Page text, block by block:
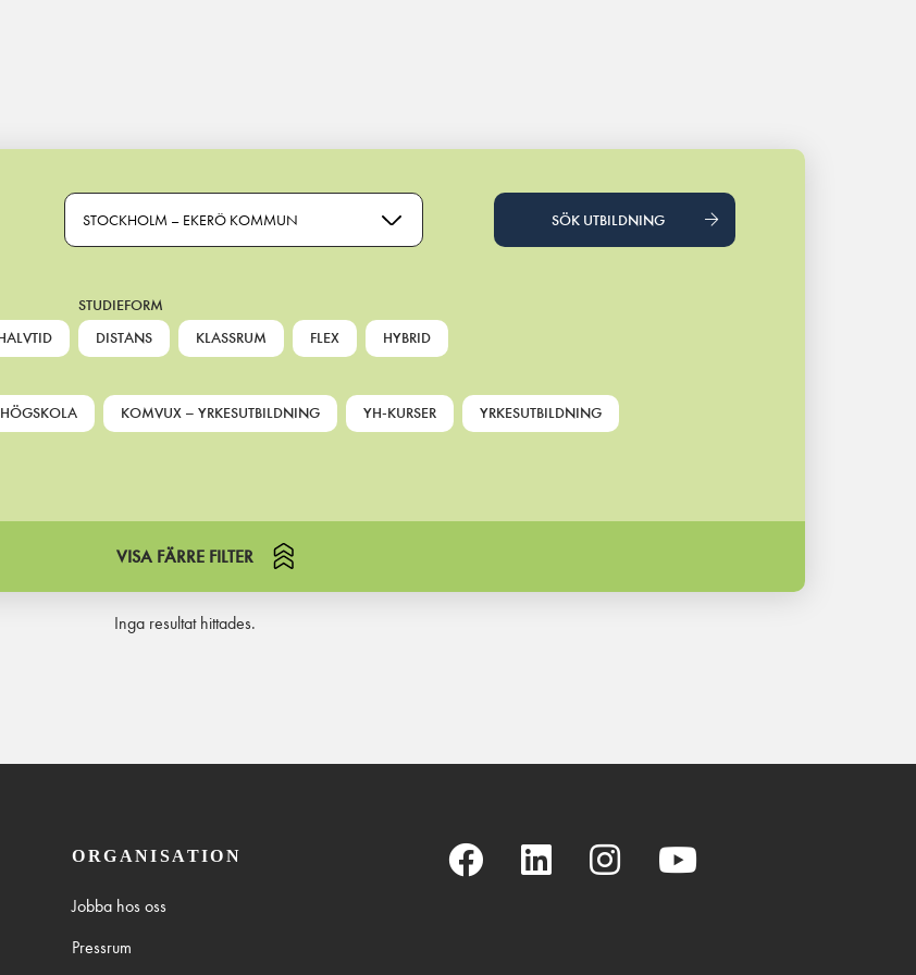
STOCKHOLM – EKERÖ KOMMUN SÖK UTBILDNING
STUDIEFORM
DISTANS
KLASSRUM FLEX HYBRID
KOMVUX – YRKESUTBILDNING YH-KURSER YRKESUTBILDNING
VISA FÄRRE FILTER
Inga resultat hittades.
ORGANISATION
Jobba hos oss
Pressrum